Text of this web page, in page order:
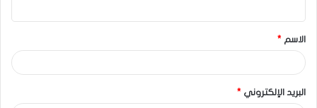
الاسم *
البريد الإلكتروني *